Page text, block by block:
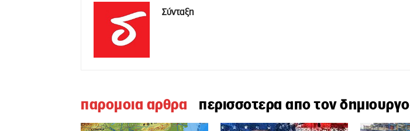
Σύνταξη
παρομοια αρθρα περισσοτερα απο τον δημιουργο